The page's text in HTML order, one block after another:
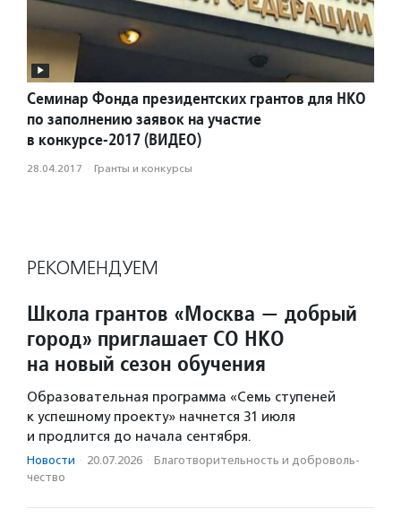
Семинар Фонда президентских грантов для НКО
по заполнению заявок на участие
в конкурсе-2017 (ВИДЕО)
28.04.2017 · Гранты и конкурсы
РЕКОМЕНДУЕМ
Школа грантов «Москва — добрый
город» приглашает СО НКО
на новый сезон обучения
Образовательная программа «Семь ступеней
к успешному проекту» начнется 31 июля
и продлится до начала сентября.
Новости · 20.07.2026 · Благотвори­тель­ность и доброволь­
чест­во